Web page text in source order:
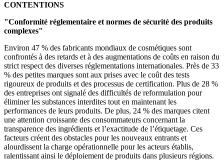
CONTENTIONS
"Conformité réglementaire et normes de sécurité des produits
complexes"
Environ 47 % des fabricants mondiaux de cosmétiques sont
confrontés à des retards et à des augmentations de coûts en raison du
strict respect des diverses réglementations internationales. Près de 33
% des petites marques sont aux prises avec le coût des tests
rigoureux de produits et des processus de certification. Plus de 28 %
des entreprises ont signalé des difficultés de reformulation pour
éliminer les substances interdites tout en maintenant les
performances de leurs produits. De plus, 24 % des marques citent
une attention croissante des consommateurs concernant la
transparence des ingrédients et l’exactitude de l’étiquetage. Ces
facteurs créent des obstacles pour les nouveaux entrants et
alourdissent la charge opérationnelle pour les acteurs établis,
ralentissant ainsi le déploiement de produits dans plusieurs régions.